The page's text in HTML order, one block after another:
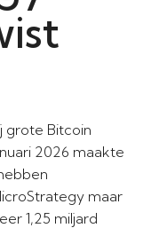
grote Bitcoin
2026 maakte
maar
1,25 miljard